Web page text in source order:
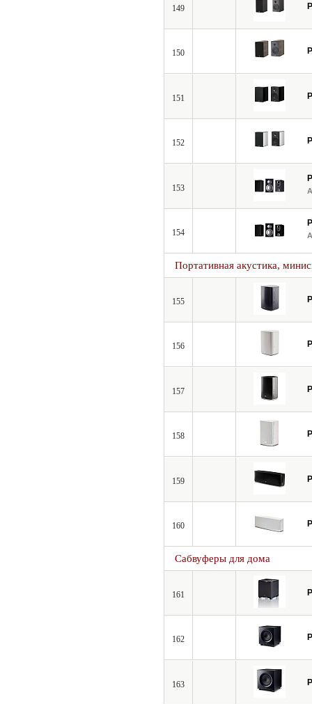
149
150
151
152
153
154
Портативная акустика,
155
156
157
158
159
160
Сабвуферы для дома
161
162
163